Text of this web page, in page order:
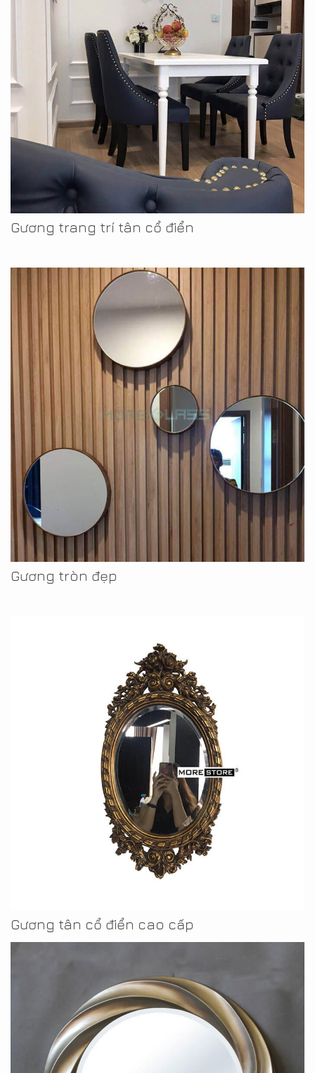
Gương trang trí tân cổ điển
Gương tròn đẹp
Gương tân cổ điển cao cấp